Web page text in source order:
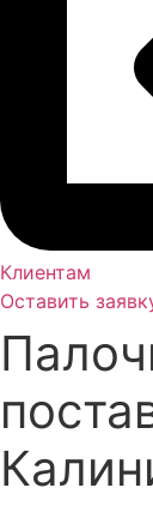
Клиентам
Оставить